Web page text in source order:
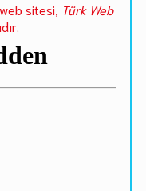
web sitesi, Türk Web